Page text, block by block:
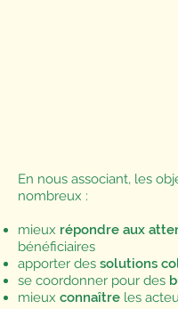
En nous associant, les
nombreux :
mieux répondre aux
bénéficiaires
apporter des solutions
se coordonner pour des
mieux connaître les